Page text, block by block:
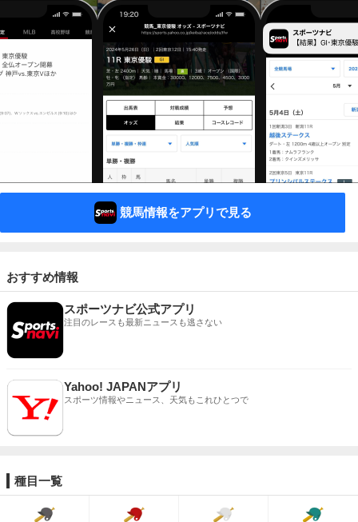
競馬情報をアプリで見る
おすすめ情報
スポーツナビ公式アプリ
注目のレースも最新ニュースも逃さない
Yahoo! JAPANアプリ
スポーツ情報やニュース、天気もこれひとつで
種目一覧